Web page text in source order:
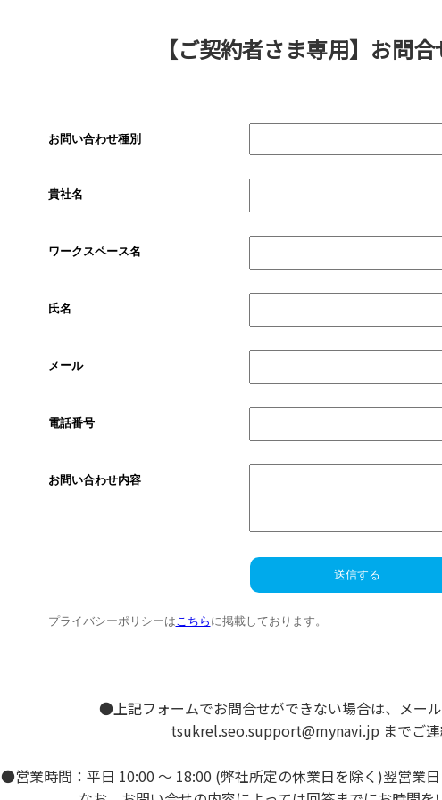
【ご契約者さま専用】お問
●上記フォームでお問合せができない場合は、メール
tsukrel.seo.support@mynavi.jp までご連
●営業時間：平日 10:00 ～ 18:00 (弊社所定の休業日を除く)翌営業日